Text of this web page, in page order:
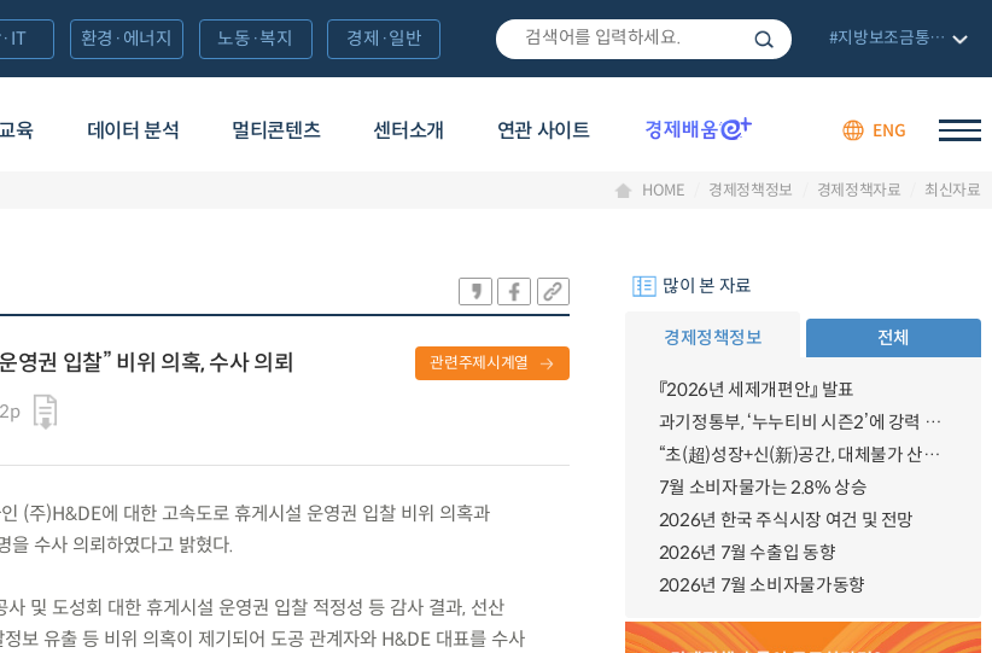
육 데이터 분석 멀티콘텐츠 센터소개 연관 사이트 ENG
환경·에너지 노동·복지 경제·일반 #지방보조금통합관리망
HOME 경제정책정보 경제정책자료 최신자료
영권 입찰” 비위 의혹, 수사 의뢰
2p
관련주제시계열
(주)H&DE에 대한 고속도로 휴게시설 운영권 입찰 비위 의혹과
을 수사 의뢰하였다고 밝혔다.
및 도성회 대한 휴게시설 운영권 입찰 적정성 등 감사 결과, 선산
보 유출 등 비위 의혹이 제기되어 도공 관계자와 H&DE 대표를 수사
많이 본 자료
경제정책정보 전체
『2026년 세제개편안』 발표
과기정통부, ‘누누티비 시즌2’에 강력 대응 의지 밝혀
“초(超)성장+신(新)공간, 대체불가 산업강국”
7월 소비자물가는 2.8% 상승
2026년 한국 주식시장 여건 및 전망
2026년 7월 수출입 동향
2026년 7월 소비자물가동향